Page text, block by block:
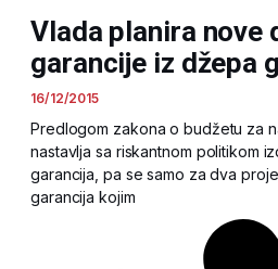
Vlada planira nove
garancije iz džepa
16/12/2015
Predlogom zakona o budžetu za
nastavlja sa riskantnom politikom
garancija, pa se samo za dva
garancija kojim